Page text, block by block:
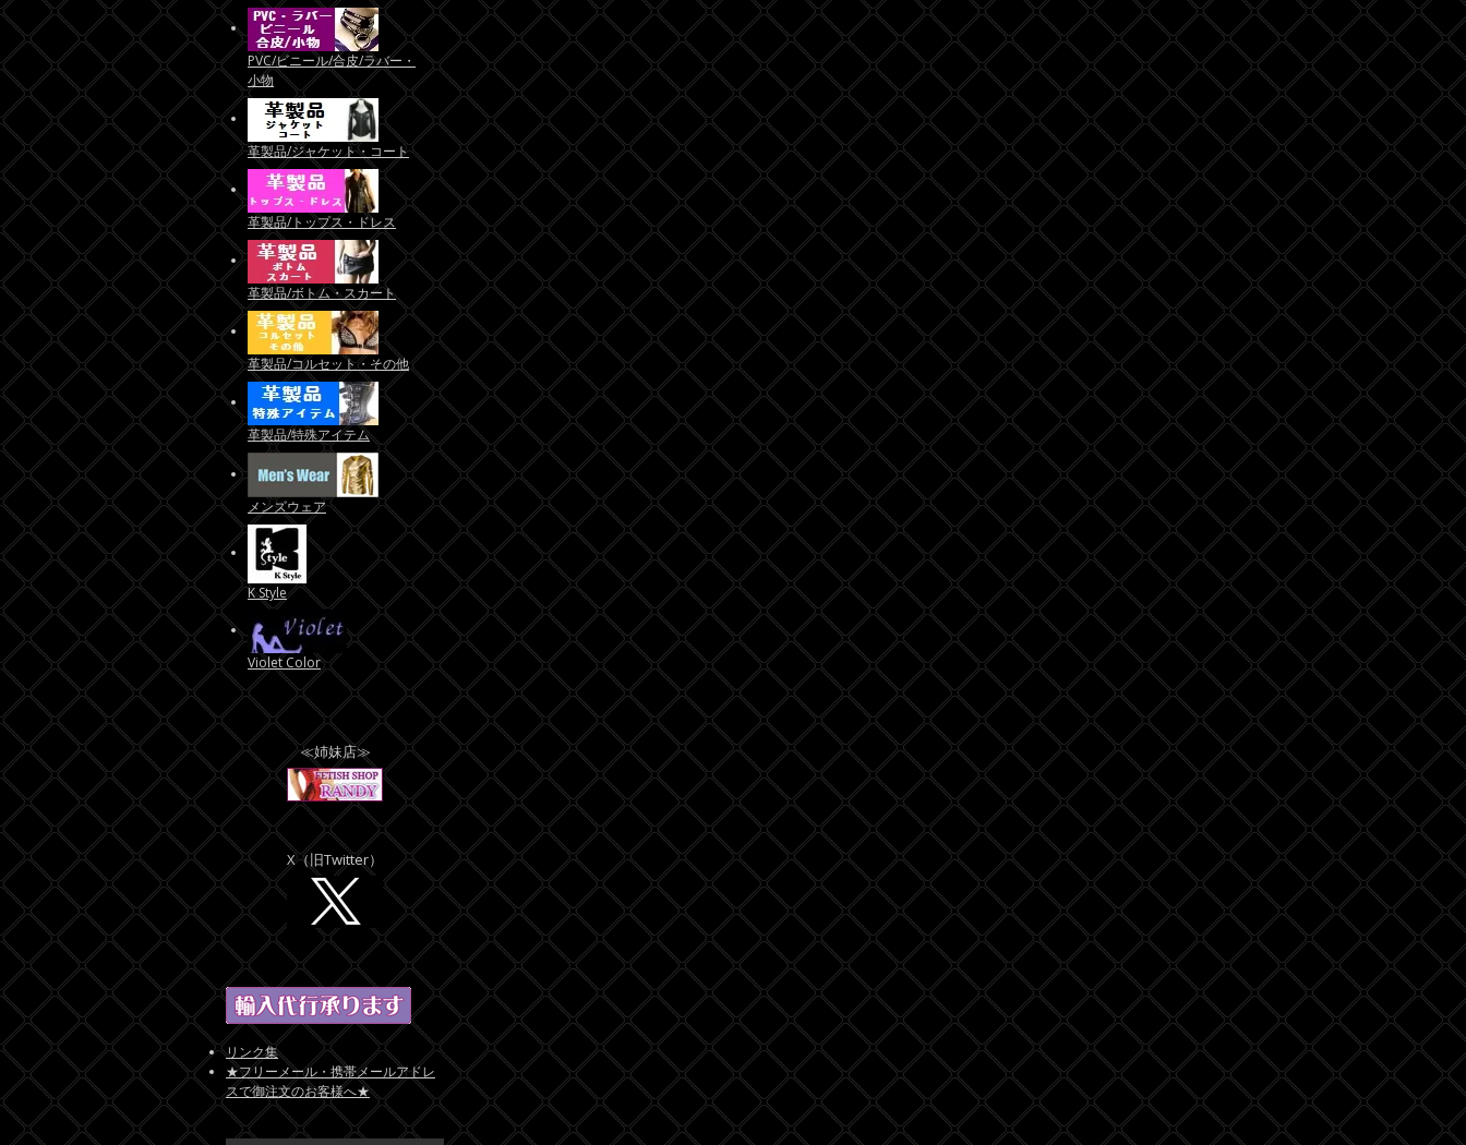
PVC/ビニール/合皮/ラバー・
小物
革製品/ジャケット・コート
革製品/トップス・ドレス
革製品/ボトム・スカート
革製品/コルセット・その他
革製品/特殊アイテム
メンズウェア
K Style
Violet Color
≪姉妹店≫
X（旧Twitter）
リンク集
★フリーメール・携帯メールアドレ
スで御注文のお客様へ★